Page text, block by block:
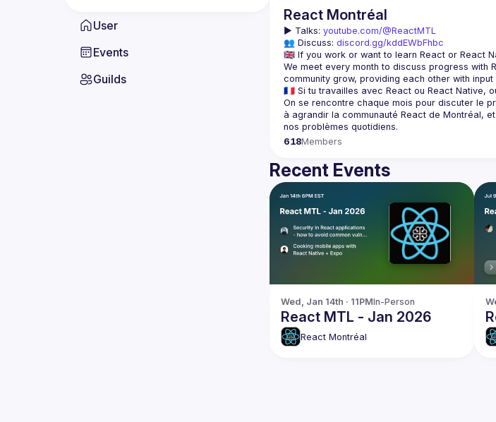
User
Events
Guilds
React Montréal
▶️ Talks: youtube.com/@ReactMTL
👥 Discuss: discord.gg/kddEWbFhbc
We meet every month to discuss progress with
On se rencontre chaque mois pour discuter le
à agrandir la communauté React de Montréal,
618Members
Recent Events
Wed, Jan 14th · 11PMIn-Person
React MTL - Jan 2026
React Montréal